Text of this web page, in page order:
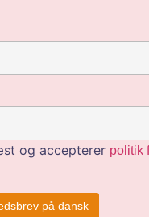
og accepterer politik